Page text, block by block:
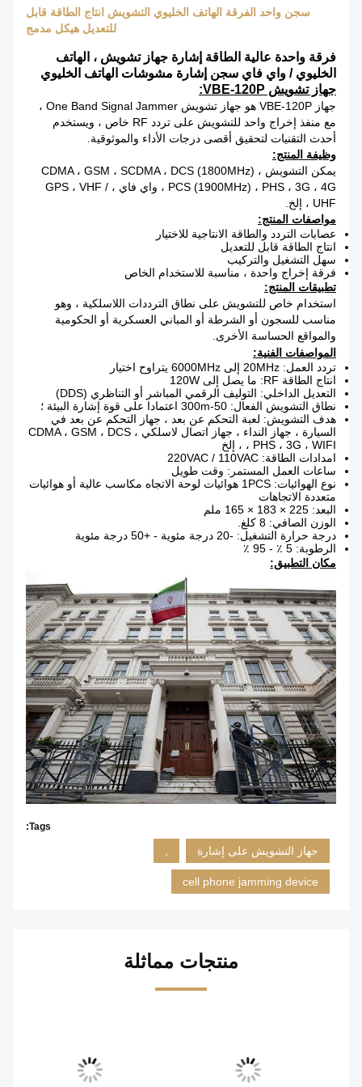
سجن واحد الفرقة الهاتف الخليوي التشويش انتاج الطاقة قابل
للتعديل هيكل مدمج
فرقة واحدة عالية الطاقة إشارة جهاز تشويش ، الهاتف
الخليوي / واي فاي سجن إشارة مشوشات الهاتف الخليوي
جهاز تشويش VBE-120P:
جهاز VBE-120P هو جهاز تشويش One Band Signal Jammer ،
مع منفذ إخراج واحد للتشويش على تردد RF خاص ، ويستخدم
أحدث التقنيات لتحقيق أقصى درجات الأداء والموثوقية.
وظيفة المنتج:
يمكن التشويش CDMA ، GSM ، SCDMA ، DCS (1800MHz) ،
PCS (1900MHz) ، PHS ، 3G ، 4G ، واي فاي ، GPS ، VHF /
UHF ، إلخ.
مواصفات المنتج:
عصابات التردد والطاقة الانتاجية للاختيار
انتاج الطاقة قابل للتعديل
سهل التشغيل والتركيب
فرقة إخراج واحدة ، مناسبة للاستخدام الخاص
تطبيقات المنتج:
استخدام خاص للتشويش على نطاق الترددات اللاسلكية ، وهو
مناسب للسجون أو الشرطة أو المباني العسكرية أو الحكومية
والمواقع الحساسة الأخرى.
المواصفات الفنية:
تردد العمل: 20MHz إلى 6000MHz يتراوح اختيار
انتاج الطاقة RF: ما يصل إلى 120W
التعديل الداخلي: التوليف الرقمي المباشر أو التناظري (DDS)
نطاق التشويش الفعال: 50-300m اعتمادا على قوة إشارة البيئة ؛
هدف التشويش: لعبة التحكم عن بعد ، جهاز التحكم عن بعد في
السيارة ، جهاز النداء ، جهاز اتصال لاسلكي ، CDMA ، GSM ، DCS
، PHS ، 3G ، WIFI ، إلخ
امدادات الطاقة: 220VAC / 110VAC
ساعات العمل المستمر: وقت طويل
نوع الهوائيات: 1PCS هوائيات لوحة الاتجاه مكاسب عالية أو هوائيات
متعددة الاتجاهات
البعد: 225 × 183 × 165 ملم
الوزن الصافي: 8 كلغ.
درجة حرارة التشغيل: -20 درجة مئوية - +50 درجة مئوية
الرطوبة: 5 ٪ - 95 ٪
مكان التطبيق:
Tags:
جهاز التشويش على إشارة ,
cell phone jamming device
منتجات مماثلة